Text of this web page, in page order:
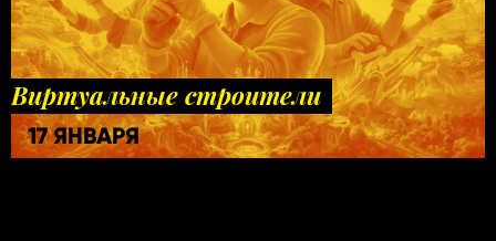
Виртуальные строители
17 ЯНВАРЯ